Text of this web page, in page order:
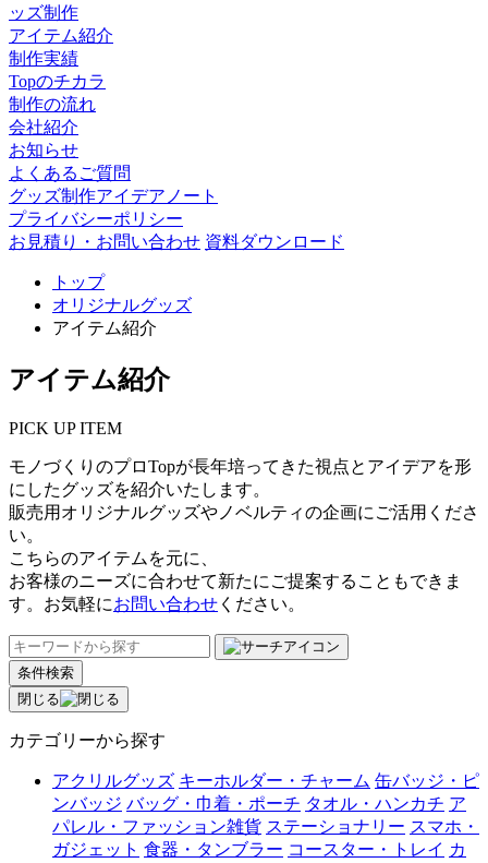
ッズ制作
アイテム紹介
制作実績
Topのチカラ
制作の流れ
会社紹介
お知らせ
よくあるご質問
グッズ制作アイデアノート
プライバシーポリシー
お見積り・お問い合わせ 資料ダウンロード
トップ
オリジナルグッズ
アイテム紹介
アイテム紹介
PICK UP ITEM
モノづくりのプロTopが長年培ってきた視点とアイデアを形
にしたグッズを紹介いたします。
販売用オリジナルグッズやノベルティの企画にご活用くださ
い。
こちらのアイテムを元に、
お客様のニーズに合わせて新たにご提案することもできま
す。お気軽にお問い合わせ ください。
条件検索
閉じる
カテゴリーから探す
アクリルグッズ キーホルダー・チャーム 缶バッジ・ピ
ンバッジ バッグ・巾着・ポーチ タオル・ハンカチ ア
パレル・ファッション雑貨 ステーショナリー スマホ・
ガジェット 食器・タンブラー コースター・トレイ カ